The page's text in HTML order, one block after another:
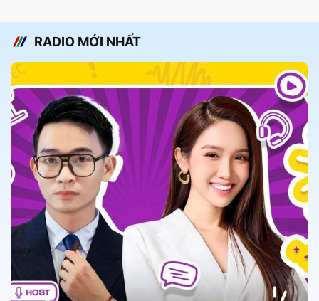
RADIO MỚI NHẤT